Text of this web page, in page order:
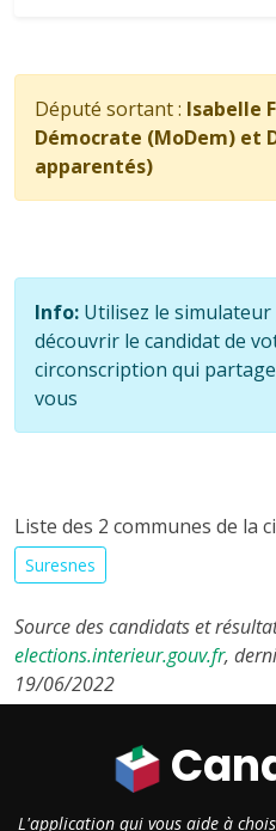
Député sortant : Isabelle
Démocrate (MoDem) et
apparentés)
Info: Utilisez le
découvrir le candidat de
circonscription qui
vous
Liste des 2 communes de la
Suresnes
Source des candidats et
elections.interieur.gouv.fr,
19/06/2022
L'application qui vous aide à